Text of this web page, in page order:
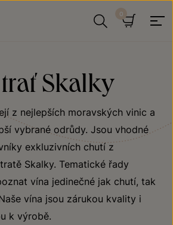
Skalky
z nejlepších moravských vinic a
vybrané odrůdy. Jsou vhodné
exkluzivních chutí z
Skalky. Tematické řady
vína jedinečné jak chutí, tak
vína jsou zárukou kvality i
k výrobě.